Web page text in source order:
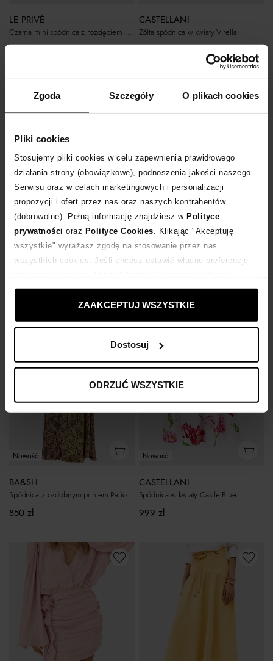
Zgoda Szczegóły O plikach cookies
Pliki cookies
Stosujemy pliki cookies w celu zapewnienia prawidłowego
działania strony (obowiązkowe), podnoszenia jakości naszego
Serwisu oraz w celach marketingowych i personalizacji
propozycji i ofert przez nas oraz naszych kontrahentów
(dobrowolne). Pełną informację znajdziesz w Polityce
prywatności oraz Polityce Cookies . Klikając "Akceptuję
wszystkie" wyrażasz zgodę na stosowanie przez nas
wszystkich cookies. Jeśli chcesz ustawić własne preferencje
ustawienia prywatności.
ZAAKCEPTUJ WSZYSTKIE
Dostosuj
ODRZUĆ WSZYSTKIE
LE PRIVÉ
Czarna mini spódnica z rozcięciem Marion
CASTELLANI
Żółta spódnica w kwiaty Virella
Nowość
CASTELLANI
Zielona spódnica w kwiaty Virella
BENU STUDIO
Szara spódnica z rozcięciem
Nowość
BA&SH
Spódnica z ozdobnym printem Pario
850 zł
Nowość
CASTELLANI
Spódnica w kwiaty Castle Blue
999 zł